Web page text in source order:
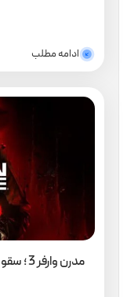
ادامه مطلب
مدرن وارفر 3 ؛ سقوط آزاد به سبک اکتیویژن بدون چتر نجات